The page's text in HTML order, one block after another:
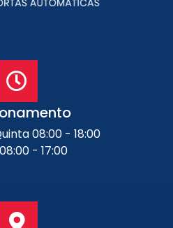
08:00 - 18:00
- 17:00